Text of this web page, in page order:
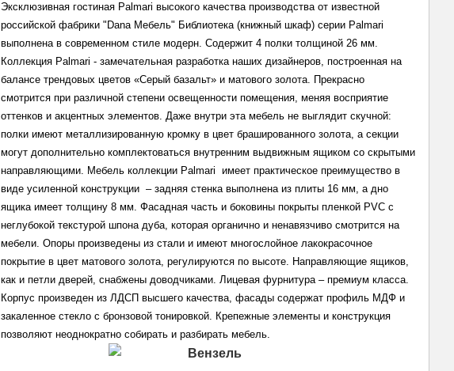
Эксклюзивная гостиная Palmari
российской фабрики "Dana Мебель" Библиотека (книжный шкаф) серии Palmari
выполнена в современном стиле модерн. Содержит 4 полки толщиной 26 мм.
Коллекция Palmari - замечательная разработка наших дизайнеров, построенная на
балансе трендовых цветов «Серый базальт» и матового золота. Прекрасно
смотрится при различной степени освещенности помещения, меняя восприятие
оттенков и акцентных элементов. Даже внутри эта мебель не выглядит скучной:
полки имеют металлизированную кромку в цвет брашированного золота, а секции
могут дополнительно комплектоваться внутренним выдвижным ящиком со скрытыми
направляющими. Мебель коллекции Palmari  имеет практическое преимущество в
виде усиленной конструкции  – задняя стенка выполнена из плиты 16 мм, а дно
ящика имеет толщину 8 мм. Фасадная часть и боковины покрыты пленкой PVC с
неглубокой текстурой шпона дуба, которая органично и ненавязчиво смотрится на
мебели. Опоры произведены из стали и имеют многослойное лакокрасочное
покрытие в цвет матового золота, регулируются по высоте. Направляющие ящиков,
как и петли дверей, снабжены доводчиками. Лицевая фурнитура – премиум класса.
Корпус произведен из ЛДСП высшего качества, фасады содержат профиль МДФ и
закаленное стекло с бронзовой тонировкой. Крепежные элементы и конструкция
позволяют неоднократно собирать и разбирать мебель.